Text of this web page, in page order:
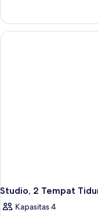
Queen,
pemandangan
kota
Studio,
Tempat
Studio, 2 Tempat
Kapasitas 4